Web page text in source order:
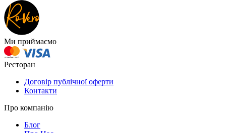
Ми приймаємо
Ресторан
Договір публічної оферти
Контакти
Про компанію
Блог